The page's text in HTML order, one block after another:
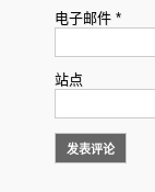
电子邮件 *
站点